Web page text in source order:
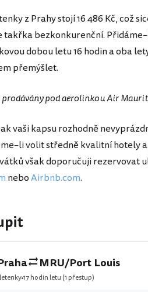
z Prahy stojí 16 486 Kč, což
takřka bezkonkurenční.
dobou letu 16 hodin a oba
přemýšlet.
prodávány pod aerolinkou Air
vaši kapsu rozhodně
volit středně kvalitní hotely
však doporučuji rezervovat
neboAirbnb.com.
MRU/Port Louis
17 hodin letu (1 přestup)